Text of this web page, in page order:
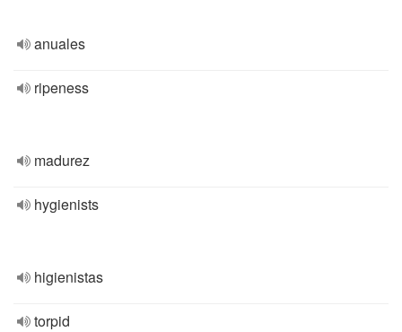
anuales
ripeness
madurez
hygienists
higienistas
torpid